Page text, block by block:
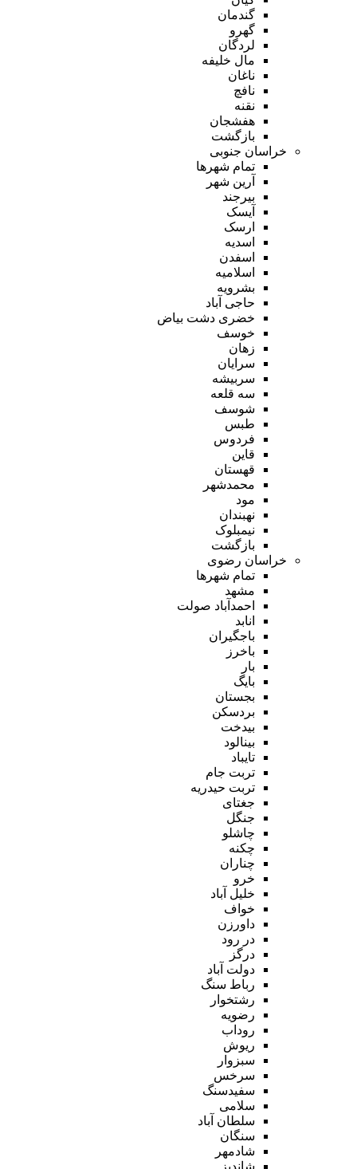
گندمان
گهرو
لردگان
مال خلیفه
ناغان
نافچ
نقنه
هفشجان
بازگشت
خراسان جنوبی
تمام شهر‌ها
آرین شهر
بیرجند
آیسک
ارسک
اسدیه
اسفدن
اسلامیه
بشرویه
حاجی آباد
خضری دشت بیاض
خوسف
زهان
سرایان
سربیشه
سه قلعه
شوسف
طبس
فردوس
قاین
قهستان
محمدشهر
مود
نهبندان
نیمبلوک
بازگشت
خراسان رضوی
تمام شهر‌ها
مشهد
احمدآباد صولت
انابد
باجگیران
باخرز
بار
بایگ
بجستان
بردسکن
بیدخت
بینالود
تایباد
تربت جام
تربت حیدریه
جغتای
جنگل
چاشلو
چکنه
چناران
خرو
خلیل آباد
خواف
داورزن
در رود
درگز
دولت آباد
رباط سنگ
رشتخوار
رضویه
روداب
ریوش
سبزوار
سرخس
سفیدسنگ
سلامی
سلطان آباد
سنگان
شادمهر
شاندیز